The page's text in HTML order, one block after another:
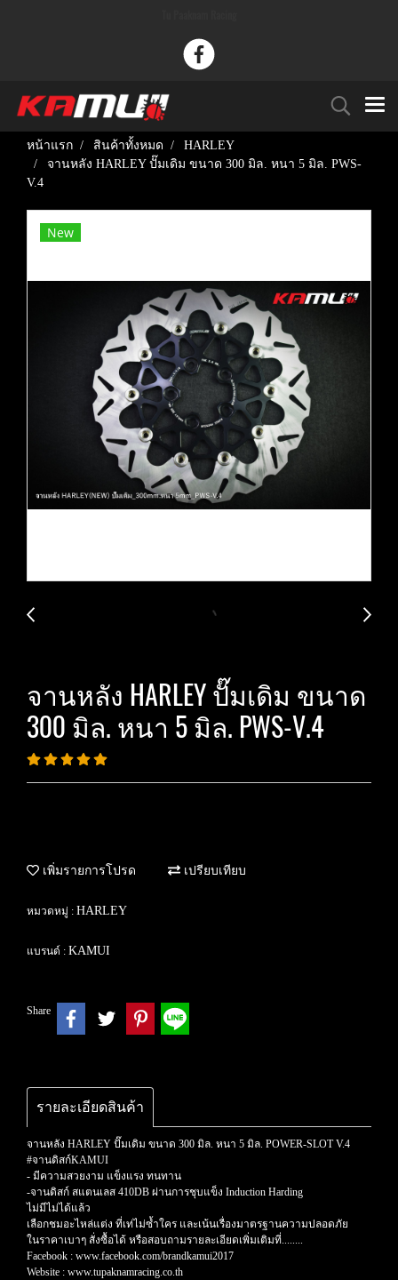
หน้าแรก สินค้าทั้งหมด
HARLEY
จานหลัง HARLEY ปั๊มเดิม ขนาด 300 มิล. หนา 5 มิล. PWS-
V.4
New
จานหลัง HARLEY ปั๊มเดิม ขนาด
300 มิล. หนา 5 มิล. PWS-V.4
เพิ่มรายการโปรด เปรียบเทียบ
หมวดหมู่ : HARLEY
แบรนด์ : KAMUI
Share
รายละเอียดสินค้า
จานหลัง HARLEY ปั๊มเดิม ขนาด 300 มิล. หนา 5 มิล. POWER-SLOT V.4
#จานดิสก์KAMUI
- มีความสวยงาม แข็งแรง ทนทาน
-จานดิสก์ สแตนเลส 410DB ผ่านการชุบแข็ง Induction Harding
ไม่มีไม่ได้แล้ว
เลือกชมอะไหล่แต่ง ที่เท่ไม่ซ้ำใคร และเน้นเรื่องมาตรฐานความปลอดภัย
ในราคาเบาๆ สั่งซื้อได้ หรือสอบถามรายละเอียดเพิ่มเติมที่........
Facebook : www.facebook.com/brandkamui2017
Website : www.tupaknamracing.co.th